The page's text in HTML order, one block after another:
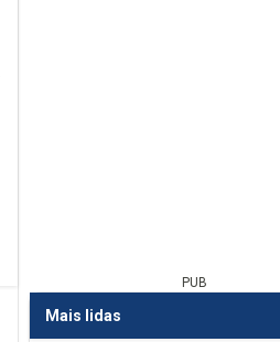
PUB
Mais lidas